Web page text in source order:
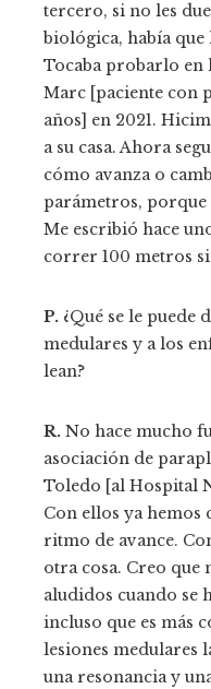
tercero, si no les
biológica, había
Tocaba probarlo en
Marc [paciente con
años] en 2021.
a su casa. Ahora
cómo avanza o
parámetros,
Me escribió hace
correr 100 metros
P. ¿Qué se le puede
medulares y a los
lean?
R. No hace mucho
asociación de
Toledo [al Hospital
Con ellos ya hemos
ritmo de avance.
otra cosa. Creo que
aludidos cuando se
incluso que es más
lesiones medulares
una resonancia y